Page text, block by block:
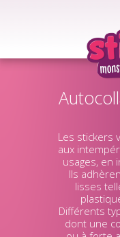
Les stickers
aux
usages, en
Ils
lisses
Différents
dont une